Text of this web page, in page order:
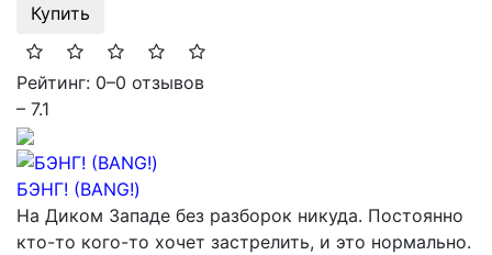
Купить
Рейтинг: 0–0 отзывов
– 7.1
БЭНГ! (BANG!)
На Диком Западе без разборок никуда. Постоянно
кто-то кого-то хочет застрелить, и это нормально.